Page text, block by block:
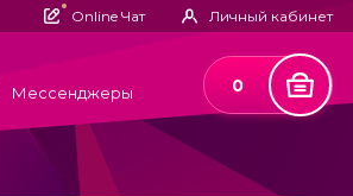
Online Чат Личный кабинет
Мессенджеры 0